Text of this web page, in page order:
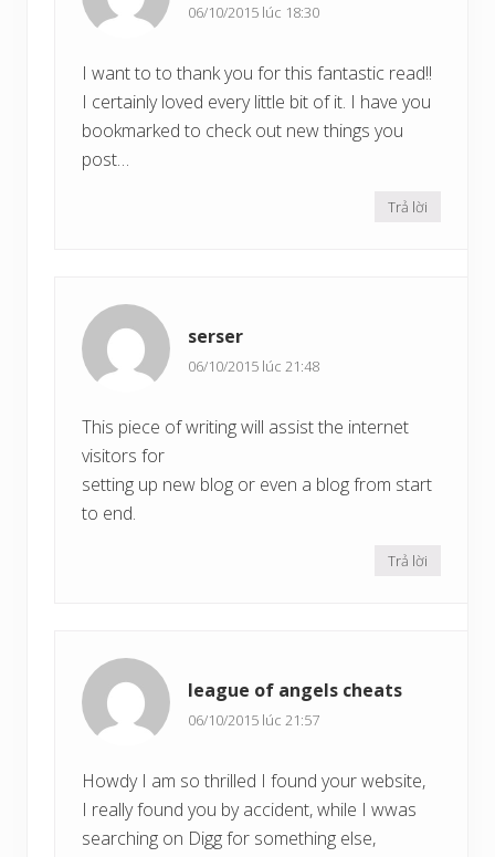
06/10/2015 lúc 18:30
I want to to thank you for this fantastic read!!
I certainly loved every little bit of it. I have you
bookmarked to check out new things you
post…
Trả lời
serser
06/10/2015 lúc 21:48
This piece of writing will assist the internet
visitors for
setting up new blog or even a blog from start
to end.
Trả lời
league of angels cheats
06/10/2015 lúc 21:57
Howdy I am so thrilled I found your website,
I really found you by accident, while I wwas
searching on Digg for something else,